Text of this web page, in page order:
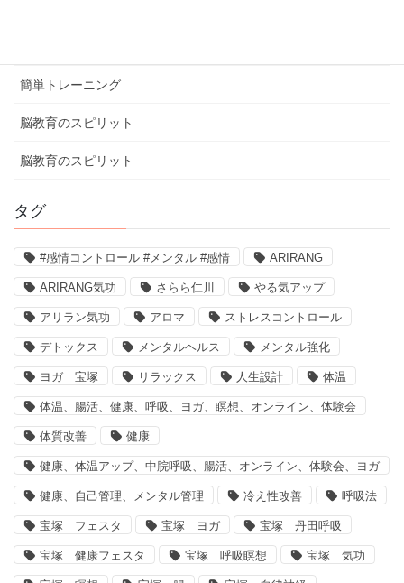
簡単トレーニング
脳教育のスピリット
脳教育のスピリット
タグ
#感情コントロール #メンタル #感情 ARIRANG
ARIRANG気功 さらら仁川 やる気アップ
アリラン気功 アロマ ストレスコントロール
デトックス メンタルヘルス メンタル強化
ヨガ 宝塚 リラックス 人生設計 体温
体温、腸活、健康、呼吸、ヨガ、瞑想、オンライン、体験会
体質改善 健康
健康、体温アップ、中脘呼吸、腸活、オンライン、体験会、ヨガ
健康、自己管理、メンタル管理 冷え性改善 呼吸法
宝塚 フェスタ 宝塚 ヨガ 宝塚 丹田呼吸
宝塚 健康フェスタ 宝塚 呼吸瞑想 宝塚 気功